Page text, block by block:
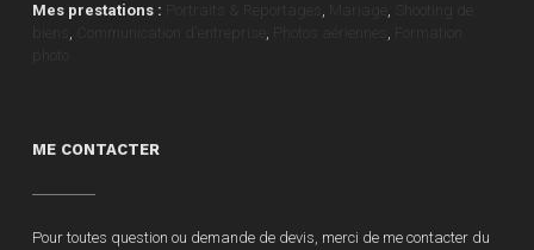
Mes prestations : , ,
, , ,
ME CONTACTER
Pour toutes question ou demande de devis, merci de me contacter du